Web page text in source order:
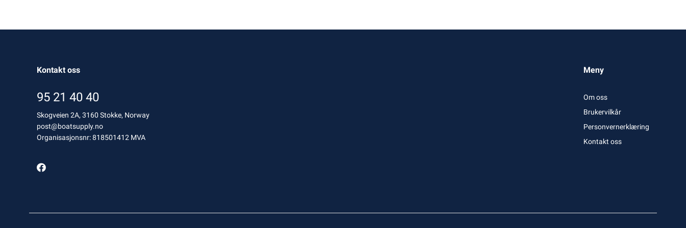
Kontakt oss
95 21 40 40
Skogveien 2A, 3160 Stokke, Norway
post@boatsupply.no
Organisasjonsnr: 818501412 MVA
Meny
Om oss
Brukervilkår
Personvernerklæring
Kontakt oss